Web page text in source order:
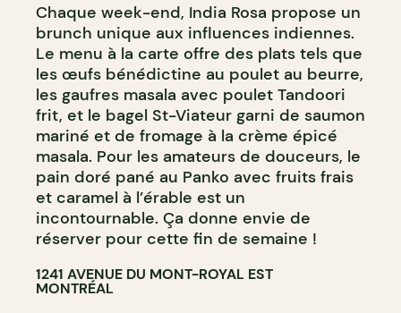
Chaque week-end, India Rosa propose un
brunch unique aux influences indiennes.
Le menu à la carte offre des plats tels que
les œufs bénédictine au poulet au beurre,
les gaufres masala avec poulet Tandoori
frit, et le bagel St-Viateur garni de saumon
mariné et de fromage à la crème épicé
masala. Pour les amateurs de douceurs, le
pain doré pané au Panko avec fruits frais
et caramel à l’érable est un
incontournable. Ça donne envie de
réserver pour cette fin de semaine !
1241 AVENUE DU MONT-ROYAL EST
MONTRÉAL